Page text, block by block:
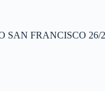
SAN FRANCISCO 26/